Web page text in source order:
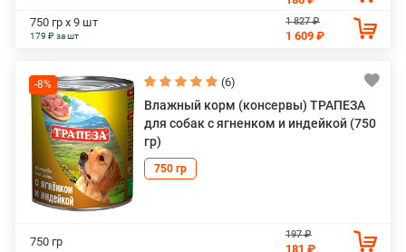
750 гр х 9 шт
179 ₽ за шт
1 827 ₽
1 609 ₽
-8% (6)
Влажный корм (консервы) ТРАПЕЗА
для собак с ягненком и индейкой (750
гр)
750 гр
750 гр
197 ₽
181 ₽